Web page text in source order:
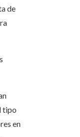
de
tipo
en